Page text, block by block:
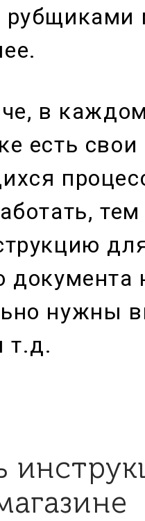
в
есть
нужны
т.д.